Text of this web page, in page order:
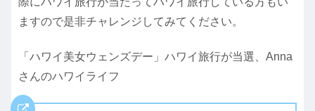
ますので是非チャレンジしてみてください。
「ハワイ美女ウェンズデー」ハワイ旅行が当選、Anna
さんのハワイライフ